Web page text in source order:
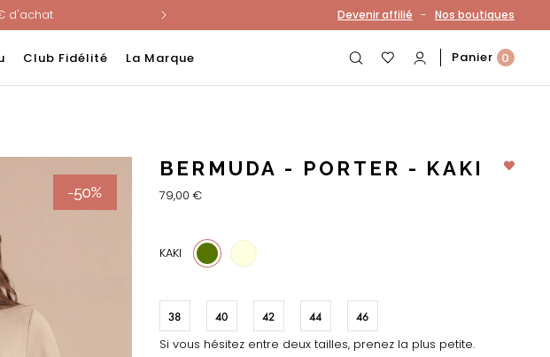
d'achat
frais avec ALMA !
vous connectant à votre compte
Devenir affilié - Nos boutiques
Club Fidélité La Marque Panier 0
BERMUDA - PORTER - KAKI
79,00 €
KAKI 11
38 40 42 44 46
Si vous hésitez entre deux tailles, prenez la plus petite.